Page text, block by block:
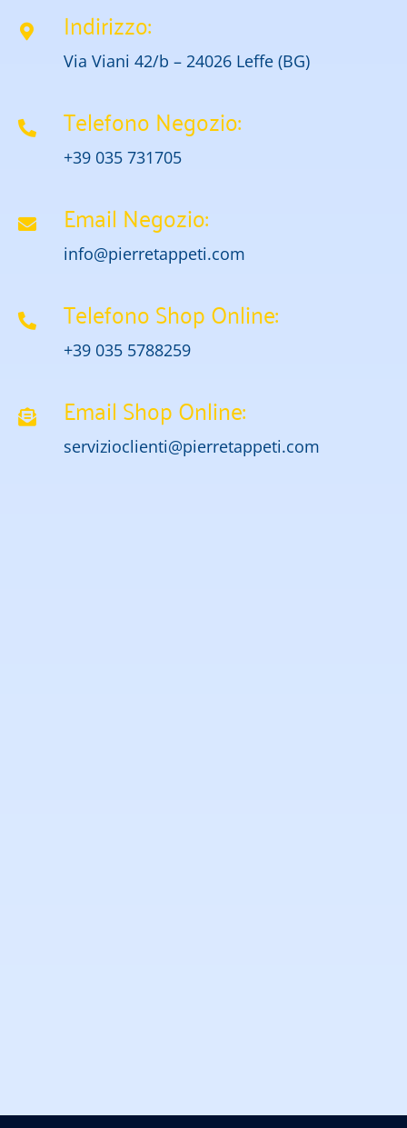
Indirizzo:
Via Viani 42/b – 24026 Leffe (BG)
Telefono Negozio:
+39 035 731705
Email Negozio:
info@pierretappeti.com
Telefono Shop Online:
+39 035 5788259
Email Shop Online:
servizioclienti@pierretappeti.com